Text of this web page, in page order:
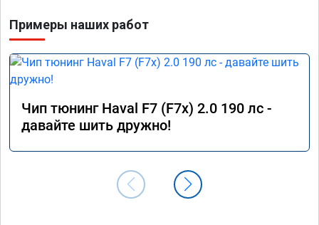
Примеры наших работ
Чип тюнинг Haval F7 (F7x) 2.0 190 лс -
давайте шить дружно!